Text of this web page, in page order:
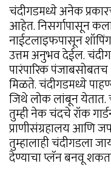
चंदीगडमध्ये अनेक
आहेत. निसर्गापासून
नाईटलाइफपासून
उत्तम अनुभव देईल.
पारंपारिक
मिळते. चंदीगडमध्ये
जिथे लोक लांबून येतात.
तुम्ही नेक चंदचे रॉक
प्राणीसंग्रहालय आणि
तुम्हालाही चंदीगडला
देण्याचा प्लॅन बनवू